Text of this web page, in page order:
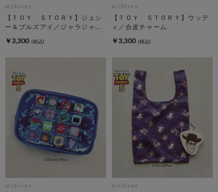
archives
【ＴＯＹ ＳＴＯＲＹ】ジェシ
ー＆ブルズアイ／ジャラジャラ
￥3,300
archives
【ＴＯＹ ＳＴＯＲＹ】ウッデ
ィ／合皮チャーム
￥3,300
archives archives